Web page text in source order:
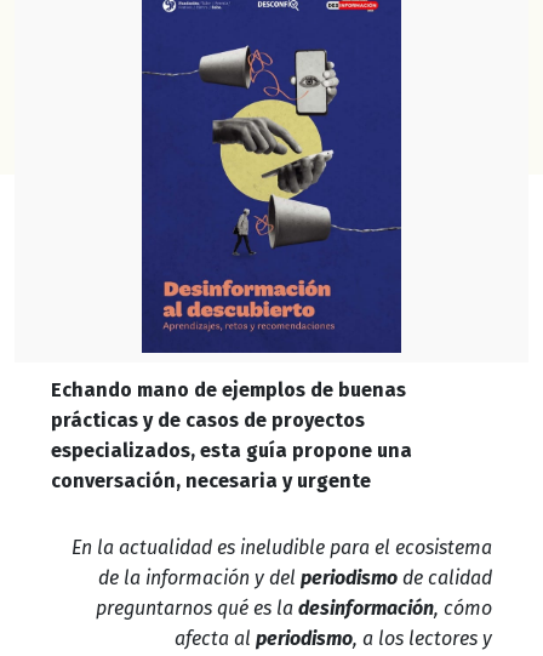
Echando mano de ejemplos de buenas
prácticas y de casos de proyectos
especializados, esta guía propone una
conversación, necesaria y urgente
En la actualidad es ineludible para el ecosistema
de la información y del periodismo de calidad
preguntarnos qué es la desinformación, cómo
afecta al periodismo, a los lectores y